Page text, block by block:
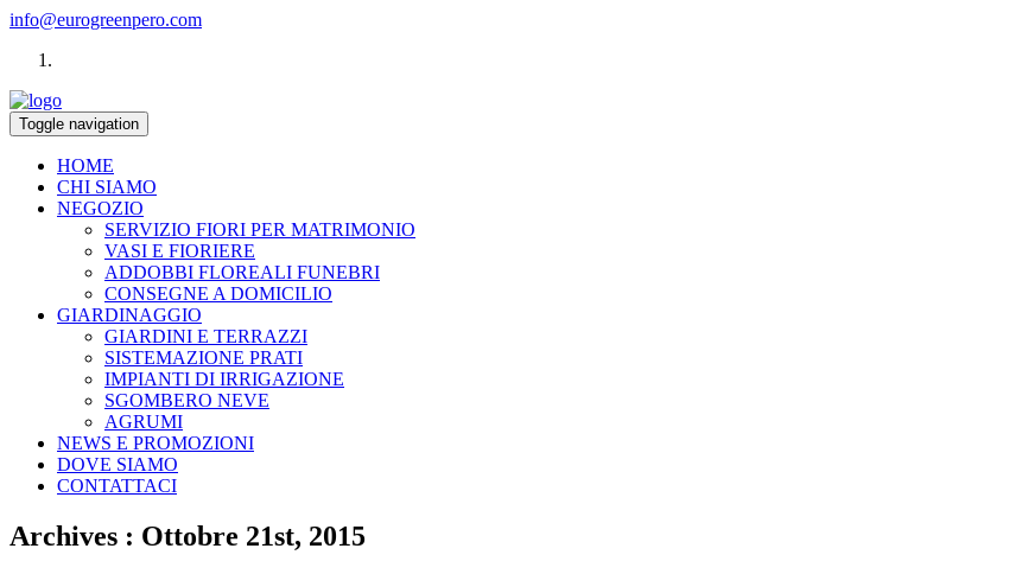
info@eurogreenpero.com
Toggle navigation
HOME
CHI SIAMO
NEGOZIO
SERVIZIO FIORI PER MATRIMONIO
VASI E FIORIERE
ADDOBBI FLOREALI FUNEBRI
CONSEGNE A DOMICILIO
GIARDINAGGIO
GIARDINI E TERRAZZI
SISTEMAZIONE PRATI
IMPIANTI DI IRRIGAZIONE
SGOMBERO NEVE
AGRUMI
NEWS E PROMOZIONI
DOVE SIAMO
CONTATTACI
Archives : Ottobre 21st, 2015